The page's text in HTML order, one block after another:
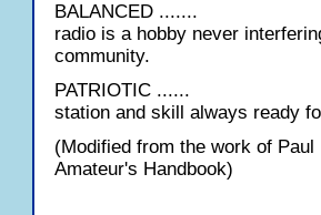
BALANCED .......
radio is a hobby never
community.
PATRIOTIC ......
station and skill always ready
(Modified from the work of
Amateur's Handbook)